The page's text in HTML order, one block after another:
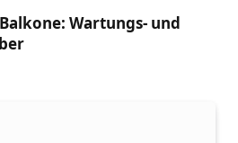
Wartungs- und